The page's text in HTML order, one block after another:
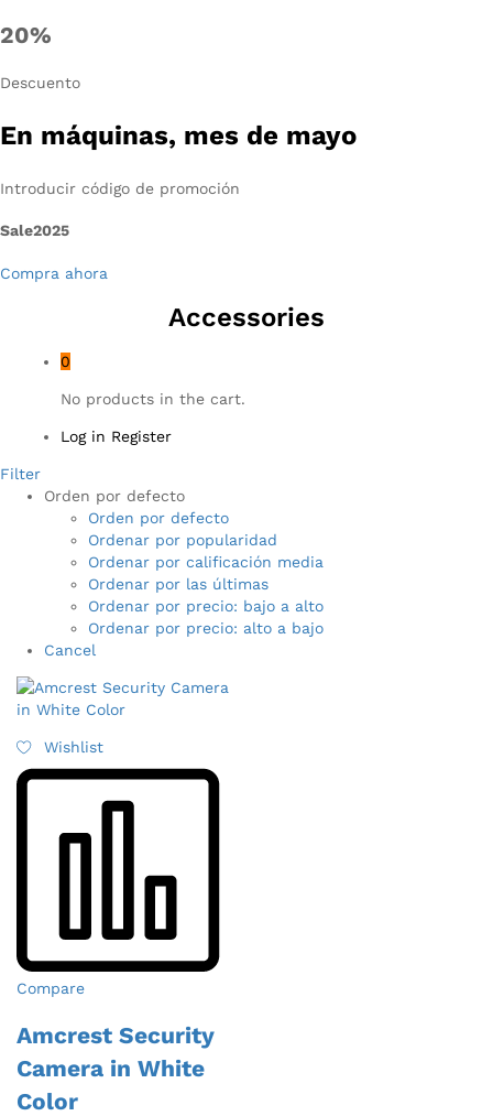
20%
Descuento
En máquinas, mes de mayo
Introducir código de promoción
Sale2025
Compra ahora
Accessories
0
No products in the cart.
Log in Register
Filter
Orden por defecto
Orden por defecto
Ordenar por popularidad
Ordenar por calificación media
Ordenar por las últimas
Ordenar por precio: bajo a alto
Ordenar por precio: alto a bajo
Cancel
Wishlist
Compare
Amcrest Security
Camera in White
Color